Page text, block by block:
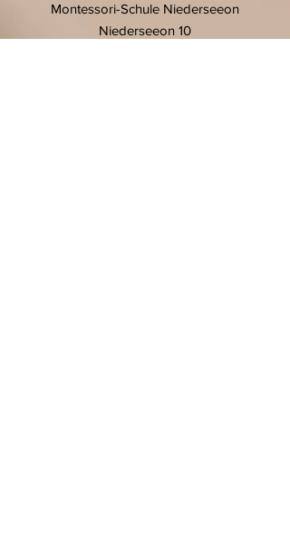
Montessori-Schule Niederseeon
Niederseeon 10